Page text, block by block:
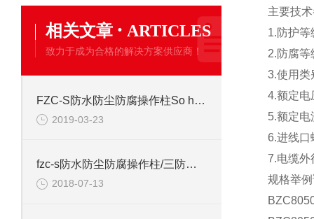
相关文章 · ARTICLES
致力于成为合格的解决方案供应商！
FZC-S防水防尘防腐操作柱So hey you
2019-03-23
fzc-s防水防尘防腐操作柱/三防按钮控制箱
2018-07-13
主要技
1.防护
2.防腐
3.使用
4.额定
5.额定
6.进线
7.电缆
规格举